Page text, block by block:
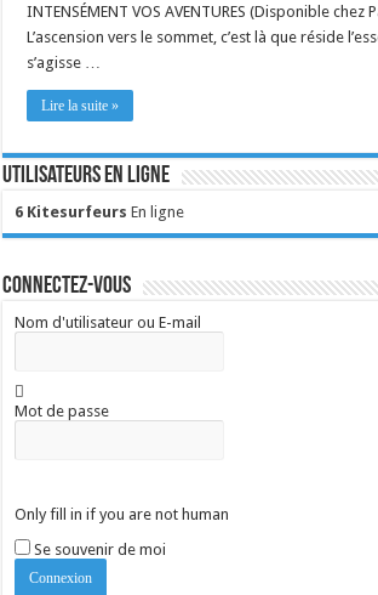
INTENSÉMENT VOS AVENTURES (Disponible chez
L’ascension vers le sommet, c’est là que réside
s’agisse …
Lire la suite »
Utilisateurs en ligne
6 Kitesurfeurs En ligne
Connectez-vous
Nom d'utilisateur ou E-mail
Mot de passe
Only fill in if you are not human
Se souvenir de moi